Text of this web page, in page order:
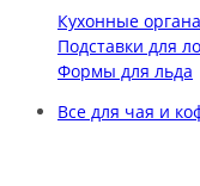
Кухонные
Подставки для
Формы для льда
Все для чая и